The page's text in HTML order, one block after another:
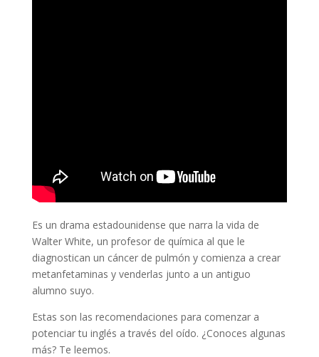
Es un drama estadounidense que narra la vida de
Walter White, un profesor de química al que le
diagnostican un cáncer de pulmón y comienza a crear
metanfetaminas y venderlas junto a un antiguo
alumno suyo.
Estas son las recomendaciones para comenzar a
potenciar tu inglés a través del oído. ¿Conoces algunas
más? Te leemos.